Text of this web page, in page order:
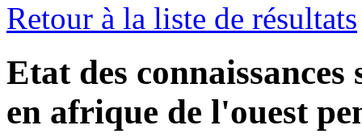
Retour à la liste de résultats
Etat des
en afrique de l'ouest